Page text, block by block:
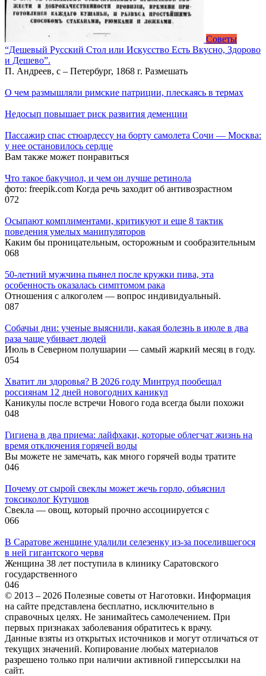
Советы
“Дешевый Русский Стол или Искусство Есть Вкусно, Здорово
и Дешево”.
П. Андреев, с – Петербург, 1868 г. Размешать
О чем размышляли римские патриции, плескаясь в термах
Недосып повышает риск развития деменции
Пассажир спас стюардессу на борту самолета Сочи — Москва:
у нее остановилось сердце
Вам также может понравиться
Что такое бакучиол, и чем он лучше ретинола
фото: freepik.com Когда речь заходит об антивозрастном
072
Осыпают комплиментами, критикуют и еще 8 тактик
поведения умелых манипуляторов
Каким бы проницательным, осторожным и сообразительным
068
50-летний мужчина пьянел после кружки пива, эта
особенность оказалась симптомом рака
Отношения с алкоголем — вопрос индивидуальный.
087
Собачьи дни: ученые выяснили, какая болезнь в июле в два
раза чаще убивает людей
Июль в Северном полушарии — самый жаркий месяц в году.
054
Хватит ли здоровья? В 2026 году Минтруд пообещал
россиянам 12 дней новогодних каникул
Каникулы после встречи Нового года всегда были похожи
048
Гигиена в два приема: лайфхаки, которые облегчат жизнь на
время отключения горячей воды
Вы можете не замечать, как много горячей воды тратите
046
Почему от сырой свеклы может жечь горло, объяснил
токсиколог Кутушов
Свекла — овощ, который прочно ассоциируется с
066
В Саратове женщине удалили селезенку из-за поселившегося
в ней гигантского червя
Женщина 38 лет поступила в клинику Саратовского
государственного
046
© 2013 – 2026 Полезные советы от Наготовки. Информация
на сайте представлена бесплатно, исключительно в
справочных целях. Не занимайтесь самолечением. При
первых признаках заболевания обратитесь к врачу.
Данные взяты из открытых источников и могут отличаться от
текущих значений. Копирование любых материалов
разрешено только при наличии активной гиперссылки на
сайт.